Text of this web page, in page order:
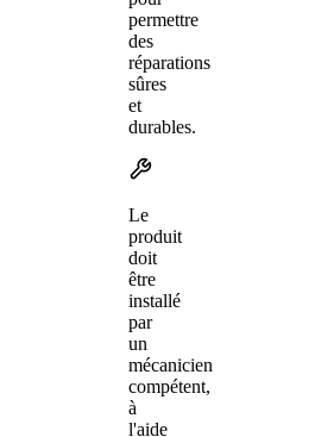
permettre
des
réparations
sûres
et
durables.
Le
produit
doit
être
installé
par
un
mécanicien
compétent,
à
l'aide